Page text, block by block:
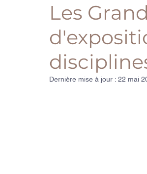
Les
Dernière mise à jour : 22 mai